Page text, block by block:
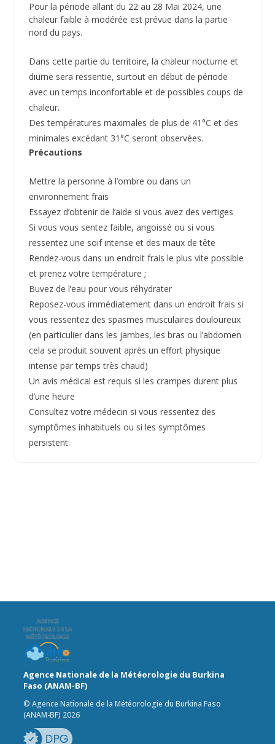
Pour la période allant du 22 au 28 Mai 2024, une
chaleur faible à modérée est prévue dans la partie
nord du pays.
Dans cette partie du territoire, la chaleur nocturne et
diurne sera ressentie, surtout en début de période
avec un temps inconfortable et de possibles coups de
chaleur.
Des températures maximales de plus de 41°C et des
minimales excédant 31°C seront observées.
Précautions
Mettre la personne à l’ombre ou dans un
environnement frais
Essayez d’obtenir de l’aide si vous avez des vertiges
Si vous vous sentez faible, angoissé ou si vous
ressentez une soif intense et des maux de tête
Rendez-vous dans un endroit frais le plus vite possible
et prenez votre température ;
Buvez de l’eau pour vous réhydrater
Reposez-vous immédiatement dans un endroit frais si
vous ressentez des spasmes musculaires douloureux
(en particulier dans les jambes, les bras ou l’abdomen
cela se produit souvent après un effort physique
intense par temps très chaud)
Un avis médical est requis si les crampes durent plus
d’une heure
Consultez votre médecin si vous ressentez des
symptômes inhabituels ou si les symptômes
persistent.
Agence Nationale de la Météorologie du Burkina
Faso (ANAM-BF)
© Agence Nationale de la Météorologie du Burkina Faso
(ANAM-BF) 2026